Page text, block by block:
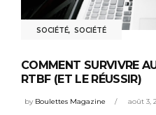
SOCIÉTÉ, SOCIÉTÉ
COMMENT SURVIVRE
RTBF (ET LE RÉUSSIR)
by Boulettes Magazine août 3,